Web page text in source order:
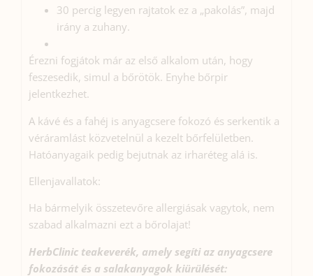
30 percig legyen rajtatok ez a „pakolás”, majd
irány a zuhany.
Érezni fogjátok már az első alkalom után, hogy
feszesedik, simul a bőrötök. Enyhe bőrpir
jelentkezhet.
A kávé és a fahéj is anyagcsere fokozó és serkentik a
véráramlást közvetelnül a kezelt bőrfelületben.
Hatóanyagaik pedig bejutnak az irharéteg alá is.
Ellenjavallatok:
Ha bármelyik összetevőre allergiásak vagytok, nem
szabad alkalmazni ezt a bőrolajat!
HerbClinic teakeverék, amely segíti az anyagcsere
fokozását és a salakanyagok kiürülését: